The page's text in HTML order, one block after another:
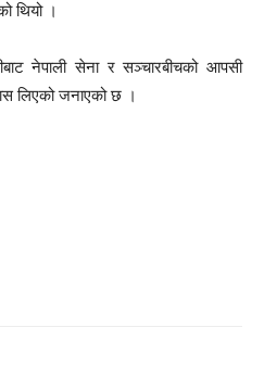
थियो ।
नेपाली सेना र सञ्‍चारबीचको आपसी
लिएको जनाएको छ ।